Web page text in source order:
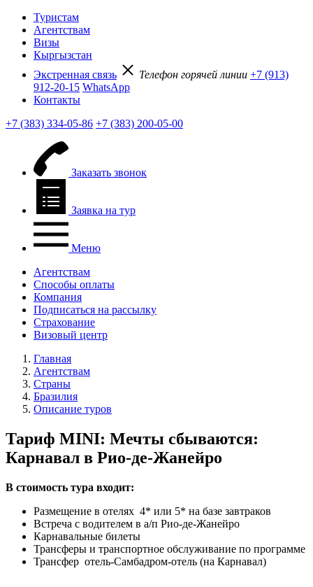
Туристам
Агентствам
Визы
Кыргызстан
Экстренная связь
Телефон горячей линии +7 (913)
912-20-15 WhatsApp
Контакты
+7 (383) 334-05-86 +7 (383) 200-05-00
Заказать звонок
Заявка на тур
Меню
Агентствам
Способы оплаты
Компания
Подписаться на рассылку
Страхование
Визовый центр
Главная
Агентствам
Страны
Бразилия
Описание туров
Тариф MINI: Мечты сбываются:
Карнавал в Рио-де-Жанейро
В стоимость тура входит:
Размещение в отелях 4* или 5* на базе завтраков
Встреча с водителем в а/п Рио-де-Жанейро
Карнавальные билеты
Трансферы и транспортное обслуживание по программе
Трансфер отель-Самбадром-отель (на Карнавал)